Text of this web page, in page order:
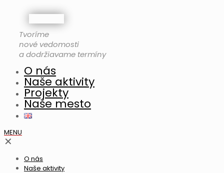
Tvoríme
nové vedomosti
a dodržiavame termíny
O nás
Naše aktivity
Projekty
Naše mesto
MENU
✕
O nás
Naše aktivity